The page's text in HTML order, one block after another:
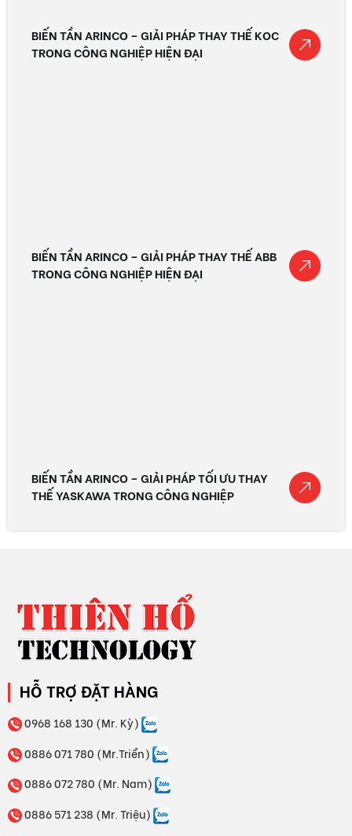
BIẾN TẦN ARINCO – GIẢI PHÁP THAY THẾ KOC
TRONG CÔNG NGHIỆP HIỆN ĐẠI
BIẾN TẦN ARINCO – GIẢI PHÁP THAY THẾ ABB
TRONG CÔNG NGHIỆP HIỆN ĐẠI
BIẾN TẦN ARINCO – GIẢI PHÁP TỐI ƯU THAY
THẾ YASKAWA TRONG CÔNG NGHIỆP
HỖ TRỢ ĐẶT HÀNG
0968 168 130 (Mr. Kỳ)
0886 071 780 (Mr.Triển)
0886 072 780 (Mr. Nam)
0886 571 238 (Mr. Triệu)